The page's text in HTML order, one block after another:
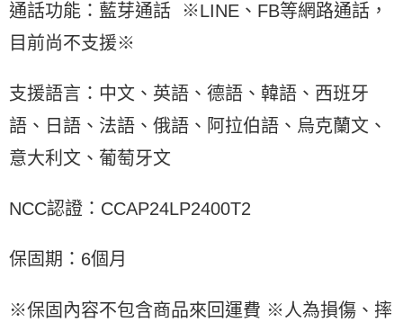
通話功能：藍芽通話  ※LINE、FB等網路通話，
目前尚不支援※
支援語言：中文、英語、德語、韓語、西班牙
語、日語、法語、俄語、阿拉伯語、烏克蘭文、
意大利文、葡萄牙文
NCC認證：CCAP24LP2400T2
保固期：6個月
※保固內容不包含商品來回運費 ※人為損傷、摔